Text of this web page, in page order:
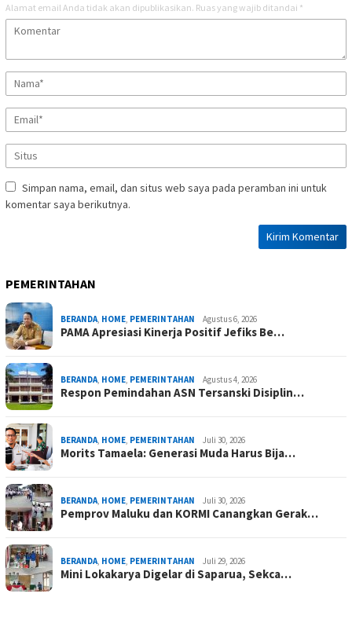
Alamat email Anda tidak akan dipublikasikan. Ruas yang wajib ditandai *
Simpan nama, email, dan situs web saya pada peramban ini untuk
komentar saya berikutnya.
PEMERINTAHAN
BERANDA, HOME, PEMERINTAHAN Agustus 6, 2026
PAMA Apresiasi Kinerja Positif Jefiks Be…
BERANDA, HOME, PEMERINTAHAN Agustus 4, 2026
Respon Pemindahan ASN Tersanski Disiplin…
BERANDA, HOME, PEMERINTAHAN Juli 30, 2026
Morits Tamaela: Generasi Muda Harus Bija…
BERANDA, HOME, PEMERINTAHAN Juli 30, 2026
Pemprov Maluku dan KORMI Canangkan Gerak…
BERANDA, HOME, PEMERINTAHAN Juli 29, 2026
Mini Lokakarya Digelar di Saparua, Sekca…